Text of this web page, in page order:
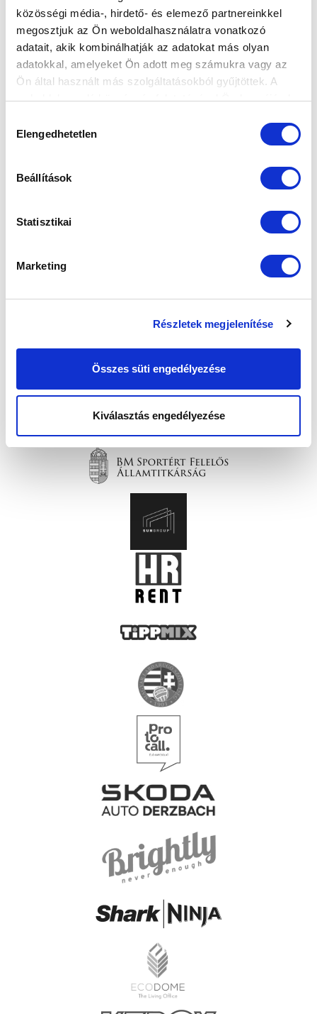
közösségi média-, hirdető- és elemező partnereinkkel
megosztjuk az Ön weboldalhasználatra vonatkozó
adatait, akik kombinálhatják az adatokat más olyan
adatokkal, amelyeket Ön adott meg számukra vagy az
Ön által használt más szolgáltatásokból gyűjtöttek. A
weboldalon való böngészés folytatásával Ön hozzájárul a
kiválasztása
Elengedhetetlen
Beállítások
Statisztikai
Marketing
Részletek megjelenítése
Összes süti engedélyezése
Kiválasztás engedélyezése
Elfogadom azAdatvédelmi tájékoztatót!
FELIRATKOZOM